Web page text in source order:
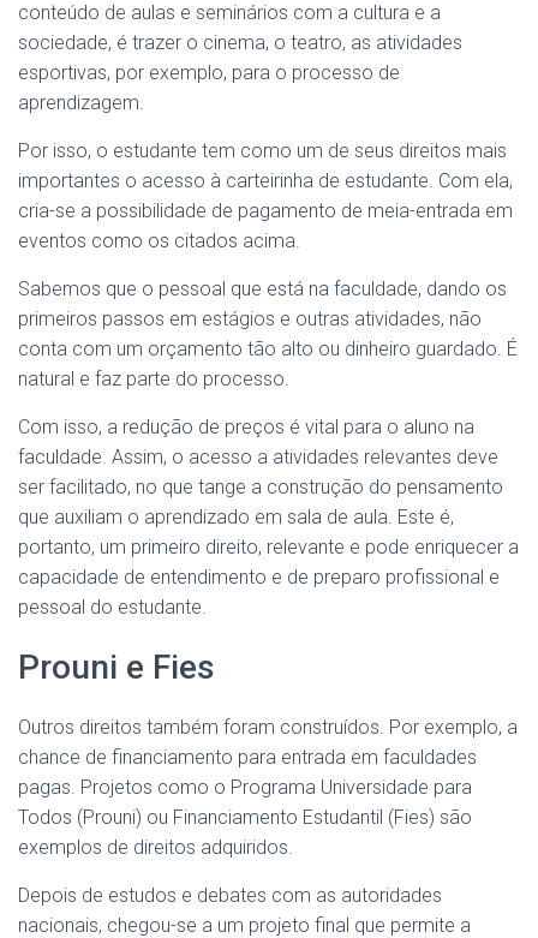
conteúdo de aulas e seminários com a cultura e a
sociedade, é trazer o cinema, o teatro, as atividades
esportivas, por exemplo, para o processo de
aprendizagem.
Por isso, o estudante tem como um de seus direitos mais
importantes o acesso à carteirinha de estudante. Com ela,
cria-se a possibilidade de pagamento de meia-entrada em
eventos como os citados acima.
Sabemos que o pessoal que está na faculdade, dando os
primeiros passos em estágios e outras atividades, não
conta com um orçamento tão alto ou dinheiro guardado. É
natural e faz parte do processo.
Com isso, a redução de preços é vital para o aluno na
faculdade. Assim, o acesso a atividades relevantes deve
ser facilitado, no que tange a construção do pensamento
que auxiliam o aprendizado em sala de aula. Este é,
portanto, um primeiro direito, relevante e pode enriquecer a
capacidade de entendimento e de preparo profissional e
pessoal do estudante.
Prouni e Fies
Outros direitos também foram construídos. Por exemplo, a
chance de financiamento para entrada em faculdades
pagas. Projetos como o Programa Universidade para
Todos (Prouni) ou Financiamento Estudantil (Fies) são
exemplos de direitos adquiridos.
Depois de estudos e debates com as autoridades
nacionais, chegou-se a um projeto final que permite a